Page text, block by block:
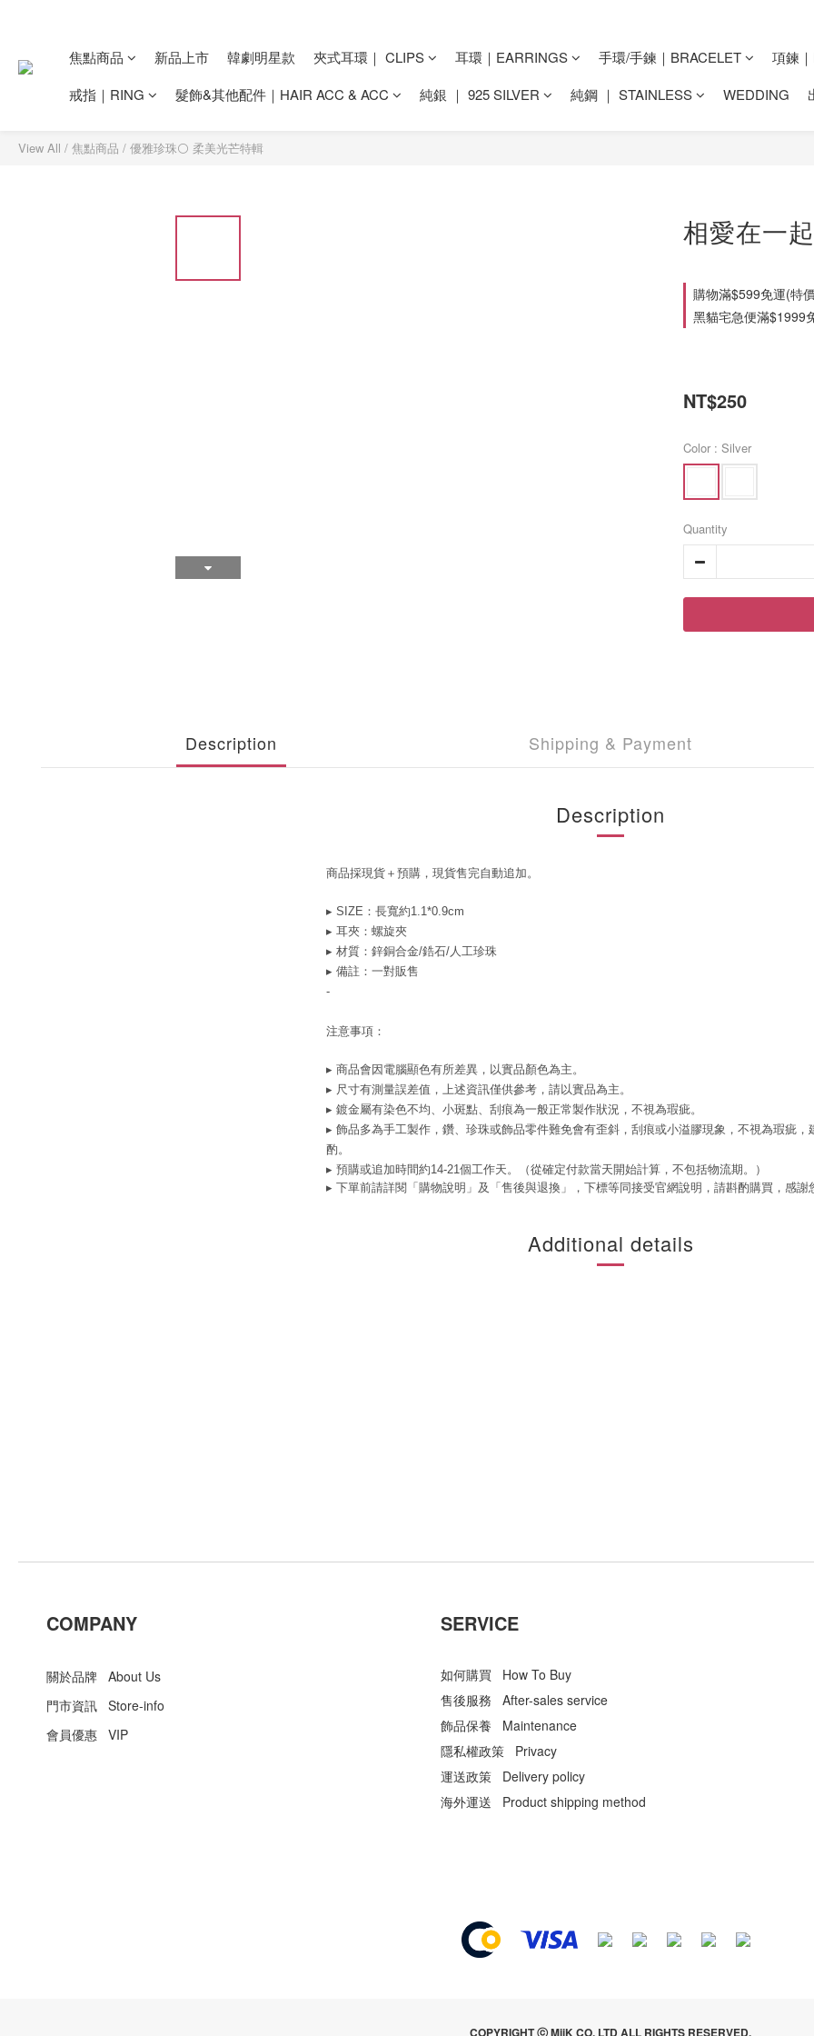
焦點商品 新品上市 韓劇明星款 夾式耳環｜ CLIPS 耳環｜EARRINGS 手環/手鍊｜BRACELET
項鍊
戒指｜RING
髮飾&其他配件｜HAIR ACC & ACC 純銀 ｜ 925 SILVER 純鋼 ｜ STAINLESS WEDDING
View All / 焦點商品 / 優雅珍珠⚪ 柔美光芒特輯
相愛在一
購物滿$599免運(特
黑貓宅急便滿$1999
NT$250
Color : Silver
Quantity
Description Shipping & Payment
Description
商品採現貨＋預購，現貨售完自動追加。
▸ SIZE：長寬約1.1*0.9cm
▸ 耳夾：螺旋夾
▸ 材質： 鋅銅合金/鋯石/人工珍珠
▸ 備註：一對販售
-
注意事項：
▸ 商品會因電腦顯色有所差異，以實品顏色為主。
▸ 尺寸有測量誤差值，上述資訊僅供參考，請以實品為主。
▸ 鍍金屬有染色不均、小斑點、刮痕為一般正常製作狀況，不視為瑕疵。
▸ 飾品多為手工製作，鑽、珍珠或飾品零件難免會有歪斜，刮痕或小溢膠現象，不視為瑕疵，
酌。
▸ 預購或追加時間約14-21個工作天。（從確定付款當天開始計算，不包括物流期。）
▸ 下單前請詳閱「購物說明」及「售後與退換」，下標等同接受官網說明，請斟酌購買，感謝
Additional details
COMPANY
關於品牌 About Us
門市資訊 Store-info
會員優惠 VIP
SERVICE
如何購買 How To Buy
售後服務 After-sales service
飾品保養 Maintenance
隱私權政策 Privacy
運送政策 Delivery policy
海外運送 Product shipping method
COPYRIGHT ⓒ MiiK CO. LTD ALL RIGHTS RESERVED.